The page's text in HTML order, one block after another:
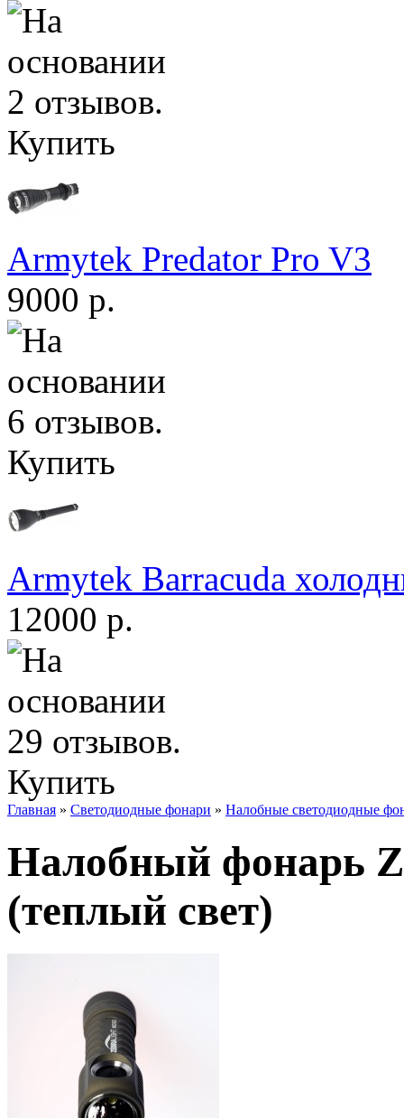
Купить
Armytek Predator Pro V3
9000 р.
Купить
Armytek Barracuda
12000 р.
Купить
Главная » Светодиодные фонари » Налобные светодиодные
Налобный фонарь
(теплый свет)